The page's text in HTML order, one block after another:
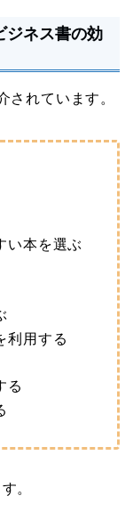
ジネス書の効
されています。
い本を選ぶ
利用する
る
。